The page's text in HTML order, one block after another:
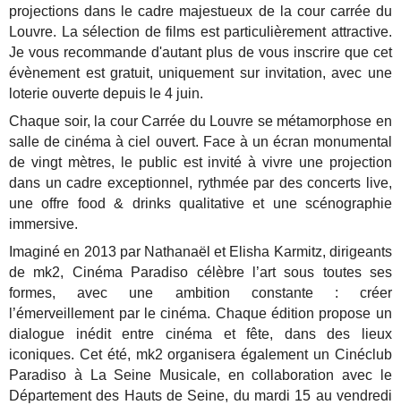
projections dans le cadre majestueux de la cour carrée du
Louvre. La sélection de films est particulièrement attractive.
Je vous recommande d'autant plus de vous inscrire que cet
évènement est gratuit, uniquement sur invitation, avec une
loterie ouverte depuis le 4 juin.
Chaque soir, la cour Carrée du Louvre se métamorphose en
salle de cinéma à ciel ouvert. Face à un écran monumental
de vingt mètres, le public est invité à vivre une projection
dans un cadre exceptionnel, rythmée par des concerts live,
une offre food & drinks qualitative et une scénographie
immersive.
Imaginé en 2013 par Nathanaël et Elisha Karmitz, dirigeants
de mk2, Cinéma Paradiso célèbre l’art sous toutes ses
formes, avec une ambition constante : créer
l’émerveillement par le cinéma. Chaque édition propose un
dialogue inédit entre cinéma et fête, dans des lieux
iconiques. Cet été, mk2 organisera également un Cinéclub
Paradiso à La Seine Musicale, en collaboration avec le
Département des Hauts de Seine, du mardi 15 au vendredi